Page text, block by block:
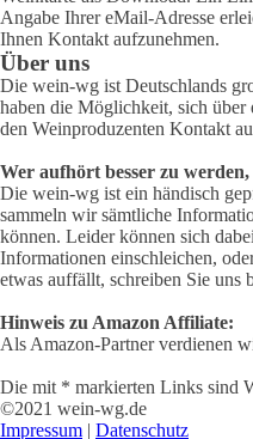
Angabe Ihrer eMail-Adresse
Ihnen Kontakt aufzunehmen.
Über uns
Die wein-wg ist Deutschlands
haben die Möglichkeit, sich
den Weinproduzenten Kontakt
Wer aufhört besser zu
Die wein-wg ist ein händisch
sammeln wir sämtliche
können. Leider können sich
Informationen einschleichen,
etwas auffällt, schreiben Sie uns
Hinweis zu Amazon Affiliate:
Als Amazon-Partner verdienen
Die mit * markierten Links sind
©2021 wein-wg.de
Impressum | Datenschutz